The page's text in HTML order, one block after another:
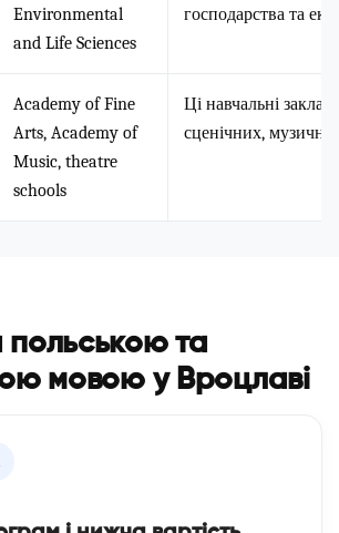
Environmental
and Life Sciences
господарства та
Academy of Fine
Arts, Academy of
Music, theatre
schools
Ці навчальні
сценічних,
польською та
мовою у Вроцлаві